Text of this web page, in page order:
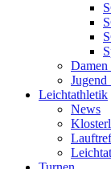
Leichtathletik
News